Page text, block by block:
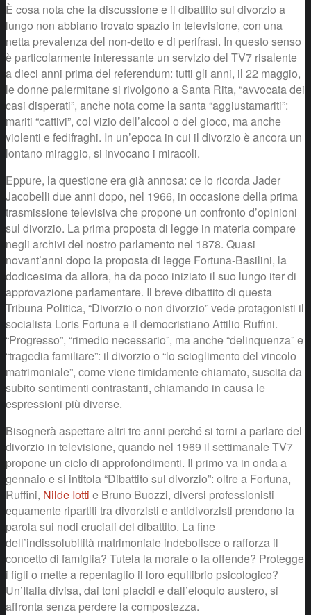
È cosa nota che la discussione e il dibattito sul divorzio a
lungo non abbiano trovato spazio in televisione, con una
netta prevalenza del non-detto e di perifrasi. In questo senso
è particolarmente interessante un servizio del TV7 risalente
a dieci anni prima del referendum: tutti gli anni, il 22 maggio,
le donne palermitane si rivolgono a Santa Rita, “avvocata dei
casi disperati”, anche nota come la santa “aggiustamariti”:
mariti “cattivi”, col vizio dell’alcool o del gioco, ma anche
violenti e fedifraghi. In un’epoca in cui il divorzio è ancora un
lontano miraggio, si invocano i miracoli.
Eppure, la questione era già annosa: ce lo ricorda Jader
Jacobelli due anni dopo, nel 1966, in occasione della prima
trasmissione televisiva che propone un confronto d’opinioni
sul divorzio. La prima proposta di legge in materia compare
negli archivi del nostro parlamento nel 1878. Quasi
novant’anni dopo la proposta di legge Fortuna-Basilini, la
dodicesima da allora, ha da poco iniziato il suo lungo iter di
approvazione parlamentare. Il breve dibattito di questa
Tribuna Politica, “Divorzio o non divorzio” vede protagonisti il
socialista Loris Fortuna e il democristiano Attilio Ruffini.
“Progresso”, “rimedio necessario”, ma anche “delinquenza” e
“tragedia familiare”: il divorzio o “lo scioglimento del vincolo
matrimoniale”, come viene timidamente chiamato, suscita da
subito sentimenti contrastanti, chiamando in causa le
espressioni più diverse.
Bisognerà aspettare altri tre anni perché si torni a parlare del
divorzio in televisione, quando nel 1969 il settimanale TV7
propone un ciclo di approfondimenti. Il primo va in onda a
gennaio e si intitola “Dibattito sul divorzio”: oltre a Fortuna,
Ruffini, Nilde Iotti e Bruno Buozzi, diversi professionisti
equamente ripartiti tra divorzisti e antidivorzisti prendono la
parola sui nodi cruciali del dibattito. La fine
dell’indissolubilità matrimoniale indebolisce o rafforza il
concetto di famiglia? Tutela la morale o la offende? Protegge
i figli o mette a repentaglio il loro equilibrio psicologico?
Un’Italia divisa, dai toni placidi e dall’eloquio austero, si
affronta senza perdere la compostezza.